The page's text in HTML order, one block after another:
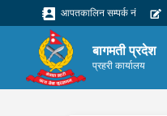
आपतकालिन सम्पर्क नं
बागमती प्रदेश
प्रहरी कार्यालय